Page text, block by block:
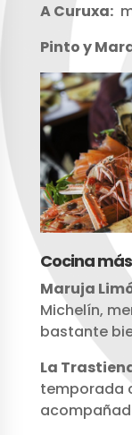
A Curuxa:
Pinto y
Cocina
Maruja
Michelín,
bastante
La
temporada